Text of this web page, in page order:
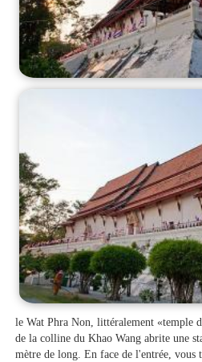
le Wat Phra Non, littéralement «temple
de la colline du Khao Wang abrite une
mètre de long. En face de l'entrée, vous